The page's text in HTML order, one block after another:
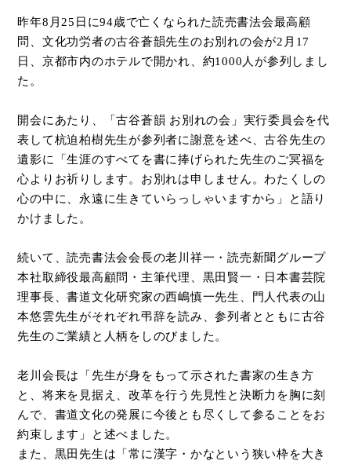
昨年8 月 25 日に94歳で亡くなられた読売書法会最高顧
問、文化功労者の古谷蒼韻先生のお別れの会が2 月 17
日、京都市内のホテルで開かれ、約1000 人が参列しまし
た。
開会にあたり、「古谷蒼韻 お別れの会」実行委員会を代
表して杭迫柏樹先生が参列者に謝意を述べ、古谷先生の
遺影に「生涯のすべてを書に捧げられた先生のご冥福を
心よりお祈りします。お別れは申しません。わたくしの
心の中に、永遠に生きていらっしゃいますから」と語り
かけました。
続いて、読売書法会会長の老川祥一・読売新聞グループ
本社取締役最高顧問・主筆代理、黒田賢一・日本書芸院
理事長、書道文化研究家の西嶋慎一先生、門人代表の山
本悠雲先生がそれぞれ弔辞を読み、参列者とともに古谷
先生のご業績と人柄をしのびました。
老川会長は「先生が身をもって示された書家の生き方
と、将来を見据え、改革を行う先見性と決断力を胸に刻
んで、書道文化の発展に今後とも尽くして参ることをお
約束します」と述べました。
また、黒田先生は「常に漢字・かなという狭い枠を大き